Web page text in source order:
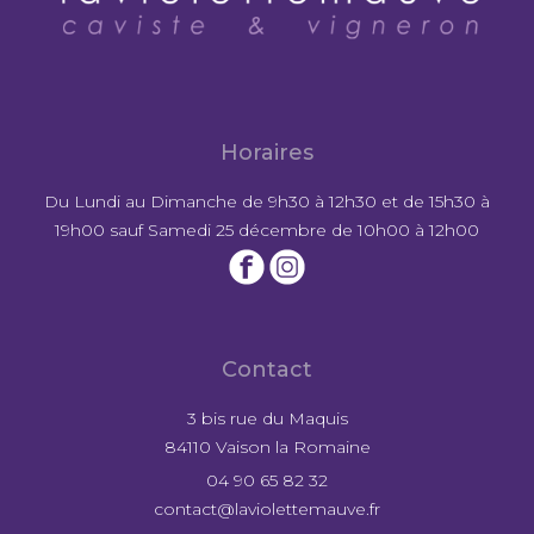
Horaires
Du Lundi au Dimanche de 9h30 à 12h30 et de 15h30 à
19h00 sauf Samedi 25 décembre de 10h00 à 12h00
Contact
3 bis rue du Maquis
84110 Vaison la Romaine
04 90 65 82 32
contact@laviolettemauve.fr